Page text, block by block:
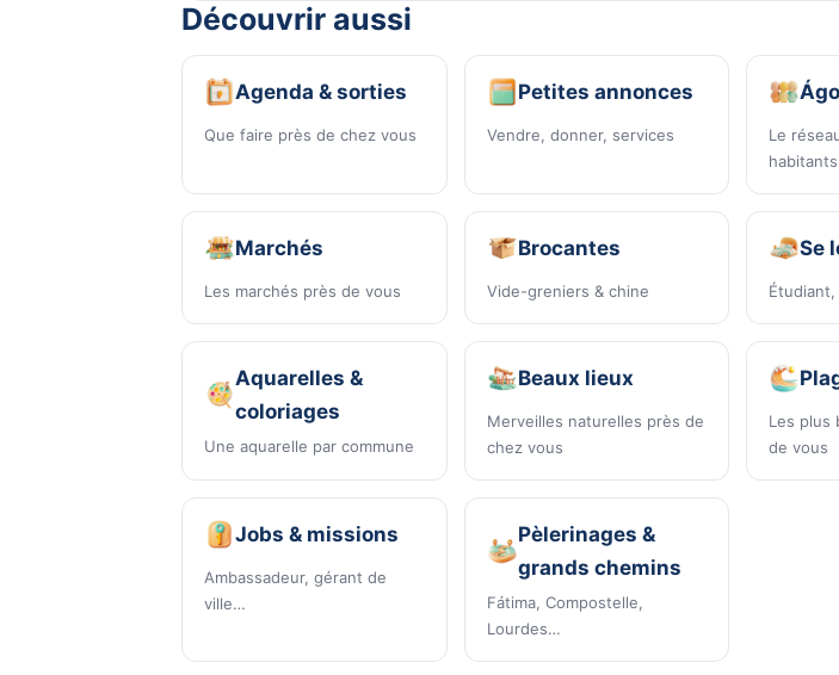
Découvrir aussi
Agenda & sorties
Que faire près de chez vous
Petites annonces
Vendre, donner, services
Le
habitants
Marchés
Les marchés près de vous
Brocantes
Vide-greniers & chine
Se
Aquarelles &
coloriages
Une aquarelle par commune
Beaux lieux
Merveilles naturelles près de
chez vous
Les plus
de vous
Jobs & missions
Ambassadeur, gérant de
ville…
Pèlerinages &
grands chemins
Fátima, Compostelle,
Lourdes…